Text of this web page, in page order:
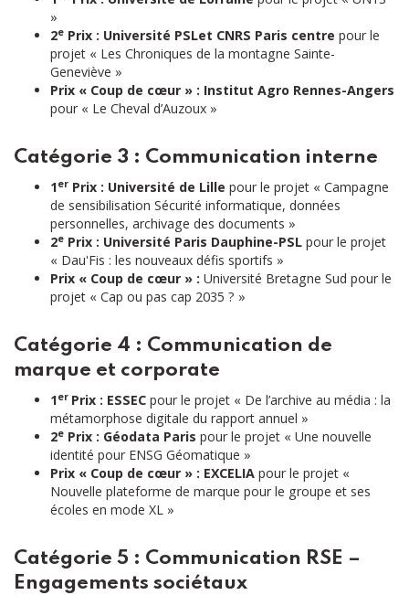
»
2e Prix : Université PSLet CNRS Paris centre pour le
projet « Les Chroniques de la montagne Sainte-
Geneviève »
Prix « Coup de cœur » : Institut Agro Rennes-Angers
pour « Le Cheval d’Auzoux »
Catégorie 3 : Communication interne
1er Prix : Université de Lille pour le projet « Campagne
de sensibilisation Sécurité informatique, données
personnelles, archivage des documents »
2e Prix : Université Paris Dauphine-PSL pour le projet
« Dau'Fis : les nouveaux défis sportifs »
Prix « Coup de cœur » : Université Bretagne Sud pour le
projet « Cap ou pas cap 2035 ? »
Catégorie 4 : Communication de
marque et corporate
1er Prix : ESSEC pour le projet « De l’archive au média : la
métamorphose digitale du rapport annuel »
2e Prix : Géodata Paris pour le projet « Une nouvelle
identité pour ENSG Géomatique »
Prix « Coup de cœur » : EXCELIA pour le projet «
Nouvelle plateforme de marque pour le groupe et ses
écoles en mode XL »
Catégorie 5 : Communication RSE –
Engagements sociétaux